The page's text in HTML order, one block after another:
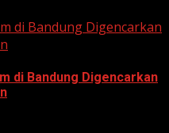
di Bandung Digencarkan
di Bandung Digencarkan